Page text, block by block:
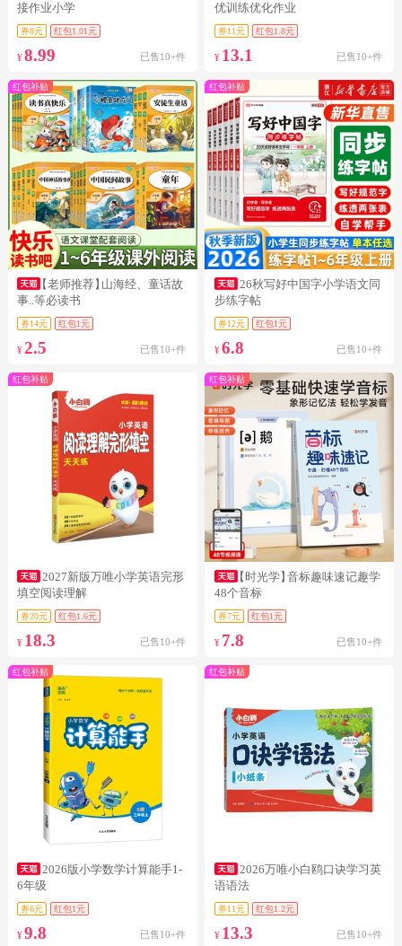
接作业小学
券8元 红包1.01元
¥ 8.99 已售10+件
优训练优化作业
券11元 红包1.8元
¥ 13.1 已售10+件
红包补贴
【老师推荐】山海经、童话故
事..等必读书
券14元 红包1元
¥ 2.5 已售10+件
红包补贴
26秋写好中国字小学语文同
步练字帖
券12元 红包1元
¥6.8 已售10+件
红包补贴
2027新版万唯小学英语完形
填空阅读理解
券20元 红包1.6元
¥ 18.3 已售10+件
红包补贴
【时光学】音标趣味速记趣学
48个音标
券7元 红包1元
¥ 7.8 已售10+件
红包补贴
2026版小学数学计算能手1-
6年级
券6元 红包1元
¥ 9.8 已售10+件
红包补贴
2026万唯小白鸥口诀学习英
语语法
券11元 红包1.2元
¥ 13.3 已售10+件